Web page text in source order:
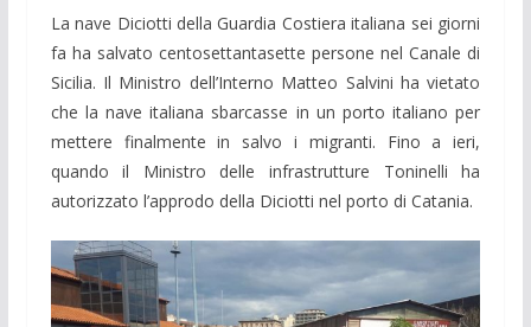
La nave Diciotti della Guardia Costiera italiana sei giorni
fa ha salvato centosettantasette persone nel Canale di
Sicilia. Il Ministro dell’Interno Matteo Salvini ha vietato
che la nave italiana sbarcasse in un porto italiano per
mettere finalmente in salvo i migranti. Fino a ieri,
quando il Ministro delle infrastrutture Toninelli ha
autorizzato l’approdo della Diciotti nel porto di Catania.